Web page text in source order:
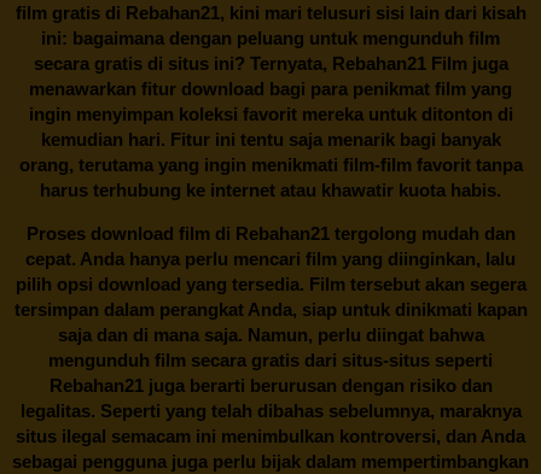
film gratis di Rebahan21, kini mari telusuri sisi lain dari kisah
ini: bagaimana dengan peluang untuk mengunduh film
secara gratis di situs ini? Ternyata, Rebahan21 Film juga
menawarkan fitur download bagi para penikmat film yang
ingin menyimpan koleksi favorit mereka untuk ditonton di
kemudian hari. Fitur ini tentu saja menarik bagi banyak
orang, terutama yang ingin menikmati film-film favorit tanpa
harus terhubung ke internet atau khawatir kuota habis.
Proses download film di Rebahan21tergolong mudah dan
cepat. Anda hanya perlu mencari film yang diinginkan, lalu
pilih opsi download yang tersedia. Film tersebut akan segera
tersimpan dalam perangkat Anda, siap untuk dinikmati kapan
saja dan di mana saja. Namun, perlu diingat bahwa
mengunduh film secara gratis dari situs-situs seperti
Rebahan21 juga berarti berurusan dengan risiko dan
legalitas. Seperti yang telah dibahas sebelumnya, maraknya
situs ilegal semacam ini menimbulkan kontroversi, dan Anda
sebagai pengguna juga perlu bijak dalam mempertimbangkan